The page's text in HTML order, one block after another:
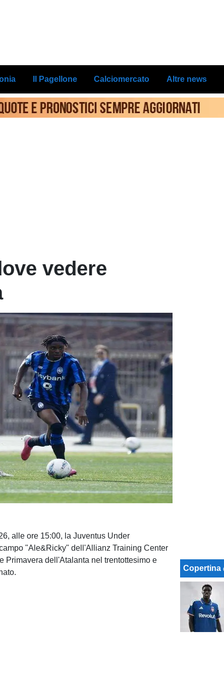
Il Pagellone Calciomercato Altre news
vedere
alle ore 15:00, la Juventus Under
"Ale&Ricky" dell'Allianz Training Center
Primavera dell'Atalanta nel trentottesimo e
Copertina